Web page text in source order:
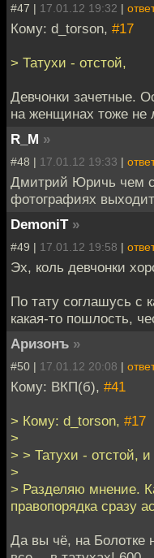
#47 | 17.01.12 19:32 |
Кому: d_torson, #17
> Татухи - отстой,
Девчонки зачетные.
на женщинах тоже
R_M »
#48 | 17.01.12 19:33 |
Дмитрий Юричь чем
фотографиях
DemoniT »
#49 | 17.01.12 19:58 |
Эх, коль девчонки
По тату соглашусь
какая-то пошлость,
Аризонъ »
#50 | 17.01.12 20:08 |
Кому: ВКП(б), #41
> Кому: d_torson, #17
>
> > Татухи - отстой, и
>
> Разделяю мнение.
правопорядка сразу
Да вы чё, на Болотке